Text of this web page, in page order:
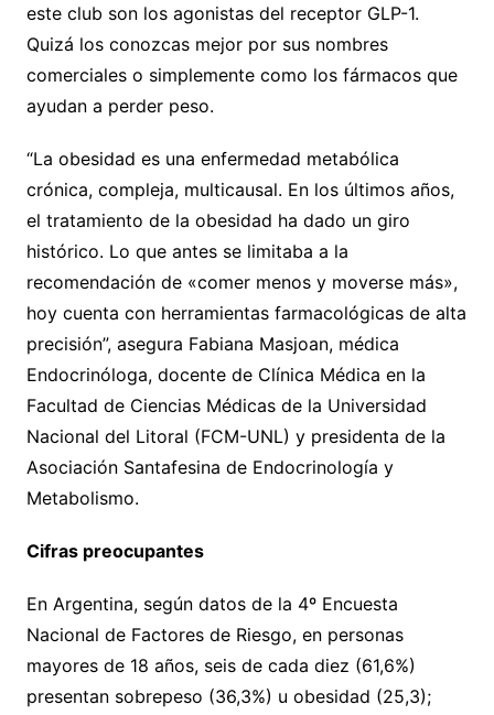
este club son los agonistas del receptor GLP-1.
Quizá los conozcas mejor por sus nombres
comerciales o simplemente como los fármacos que
ayudan a perder peso.
“La obesidad es una enfermedad metabólica
crónica, compleja, multicausal. En los últimos años,
el tratamiento de la obesidad ha dado un giro
histórico. Lo que antes se limitaba a la
recomendación de «comer menos y moverse más»,
hoy cuenta con herramientas farmacológicas de alta
precisión”, asegura Fabiana Masjoan, médica
Endocrinóloga, docente de Clínica Médica en la
Facultad de Ciencias Médicas de la Universidad
Nacional del Litoral (FCM-UNL) y presidenta de la
Asociación Santafesina de Endocrinología y
Metabolismo.
Cifras preocupantes
En Argentina, según datos de la 4º Encuesta
Nacional de Factores de Riesgo, en personas
mayores de 18 años, seis de cada diez (61,6%)
presentan sobrepeso (36,3%) u obesidad (25,3);